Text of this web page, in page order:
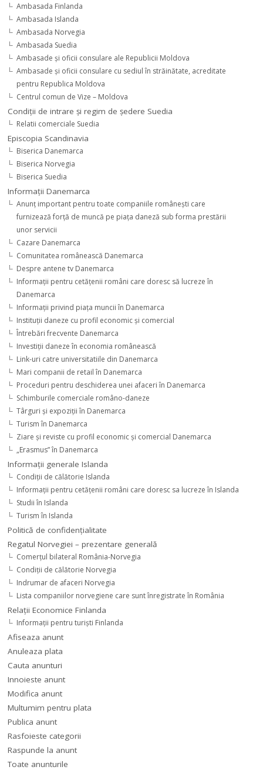
Ambasada Finlanda
Ambasada Islanda
Ambasada Norvegia
Ambasada Suedia
Ambasade şi oficii consulare ale Republicii Moldova
Ambasade şi oficii consulare cu sediul în străinătate, acreditate
pentru Republica Moldova
Centrul comun de Vize – Moldova
Condiţii de intrare şi regim de şedere Suedia
Relatii comerciale Suedia
Episcopia Scandinavia
Biserica Danemarca
Biserica Norvegia
Biserica Suedia
Informaţii Danemarca
Anunţ important pentru toate companiile româneşti care
furnizează forţă de muncă pe piaţa daneză sub forma prestării
unor servicii
Cazare Danemarca
Comunitatea românească Danemarca
Despre antene tv Danemarca
Informaţii pentru cetăţenii români care doresc să lucreze în
Danemarca
Informaţii privind piaţa muncii în Danemarca
Instituţii daneze cu profil economic şi comercial
Întrebări frecvente Danemarca
Investiţii daneze în economia românească
Link-uri catre universitatiile din Danemarca
Mari companii de retail în Danemarca
Proceduri pentru deschiderea unei afaceri în Danemarca
Schimburile comerciale româno-daneze
Târguri şi expoziţii în Danemarca
Turism în Danemarca
Ziare şi reviste cu profil economic şi comercial Danemarca
„Erasmus” în Danemarca
Informaţii generale Islanda
Condiţii de călătorie Islanda
Informaţii pentru cetăţenii români care doresc sa lucreze în Islanda
Studii în Islanda
Turism în Islanda
Politică de confidențialitate
Regatul Norvegiei – prezentare generală
Comerţul bilateral România-Norvegia
Condiții de călătorie Norvegia
Indrumar de afaceri Norvegia
Lista companiilor norvegiene care sunt înregistrate în România
Relaţii Economice Finlanda
Informaţii pentru turişti Finlanda
Afiseaza anunt
Anuleaza plata
Cauta anunturi
Innoieste anunt
Modifica anunt
Multumim pentru plata
Publica anunt
Rasfoieste categorii
Raspunde la anunt
Toate anunturile